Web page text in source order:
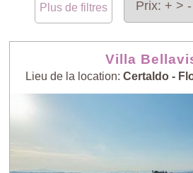
Plus de filtres
Villa
Lieu de la location: Certaldo -